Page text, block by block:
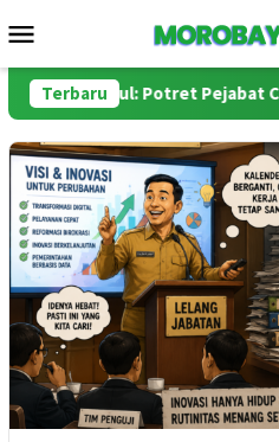
ke
Mobile
Terbaru
Tumpul: Potret Pejabat Cari